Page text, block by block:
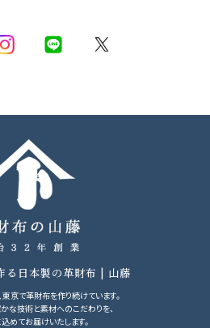
る日本製の革財布 | 山藤
京で革財布を作り続けています。
な技術と素材へのこだわりを、
めてお届けいたします。